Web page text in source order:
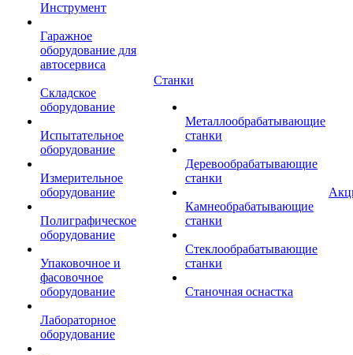
Инструмент
Гаражное
оборудование для
автосервиса
Складское
оборудование
Испытательное
оборудование
Измерительное
оборудование
Полиграфическое
оборудование
Упаковочное и
фасовочное
оборудование
Лабораторное
оборудование
Станки
Металлообрабатывающие
станки
Деревообрабатывающие
станки
Камнеобрабатывающие
станки
Стеклообрабатывающие
станки
Станочная оснастка